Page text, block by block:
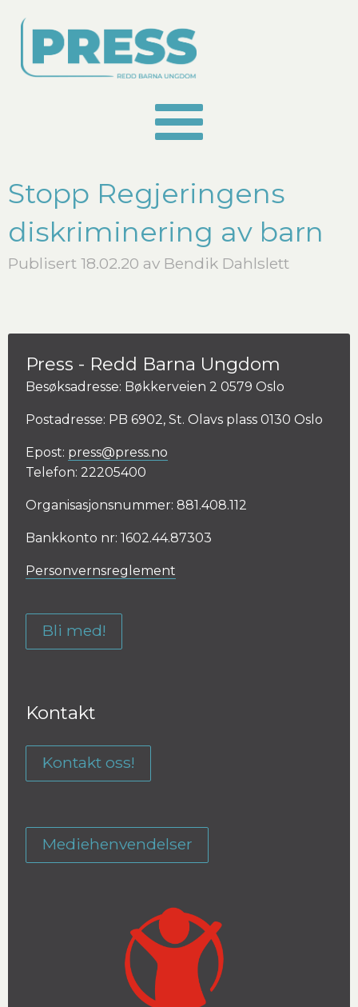
Stopp Regjeringens
diskriminering av barn
Publisert 18.02.20 av Bendik Dahlslett
Press - Redd Barna Ungdom
Besøksadresse: Bøkkerveien 2 0579 Oslo
Postadresse: PB 6902, St. Olavs plass 0130 Oslo
Epost: press@press.no
Telefon: 22205400
Organisasjonsnummer: 881.408.112
Bankkonto nr: 1602.44.87303
Personvernsreglement
Bli med!
Kontakt
Kontakt oss!
Mediehenvendelser